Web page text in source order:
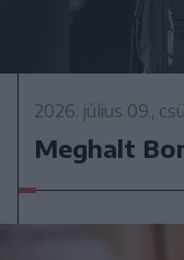
2026. július 09.,
Meghalt